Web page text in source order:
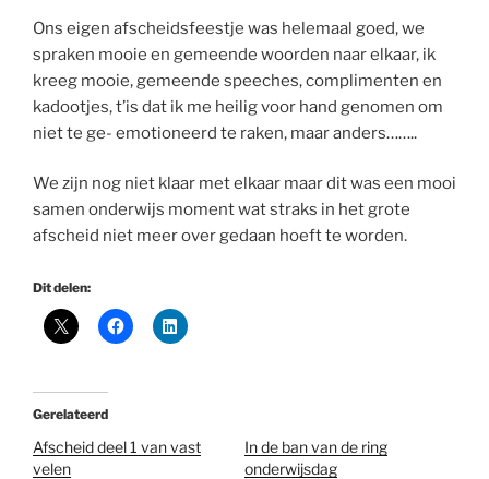
Ons eigen afscheidsfeestje was helemaal goed, we
spraken mooie en gemeende woorden naar elkaar, ik
kreeg mooie, gemeende speeches, complimenten en
kadootjes, t’is dat ik me heilig voor hand genomen om
niet te ge- emotioneerd te raken, maar anders……..
We zijn nog niet klaar met elkaar maar dit was een mooi
samen onderwijs moment wat straks in het grote
afscheid niet meer over gedaan hoeft te worden.
Dit delen:
Gerelateerd
Afscheid deel 1 van vast
velen
In de ban van de ring
onderwijsdag